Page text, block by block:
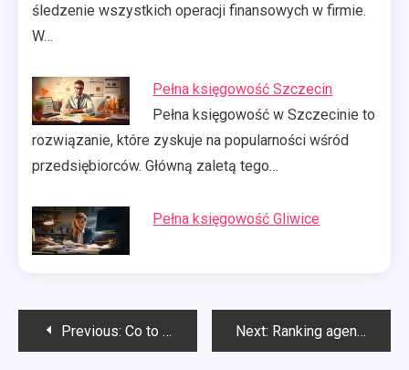
śledzenie wszystkich operacji finansowych w firmie.
W…
Pełna księgowość Szczecin
Pełna księgowość w Szczecinie to
rozwiązanie, które zyskuje na popularności wśród
przedsiębiorców. Główną zaletą tego…
Pełna księgowość Gliwice
Nawigacja
Previous: Co to pełna księgowość? Next: Ranking agencji SEO